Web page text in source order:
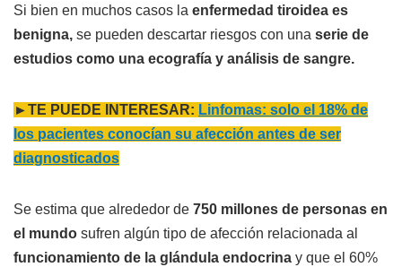
Si bien en muchos casos la enfermedad tiroidea es
benigna, se pueden descartar riesgos con una serie de
estudios como una ecografía y análisis de sangre.
►TE PUEDE INTERESAR: Linfomas: solo el 18% de
los pacientes conocían su afección antes de ser
diagnosticados
Se estima que alrededor de 750 millones de personas en
el mundo sufren algún tipo de afección relacionada al
funcionamiento de la glándula endocrina y que el 60%